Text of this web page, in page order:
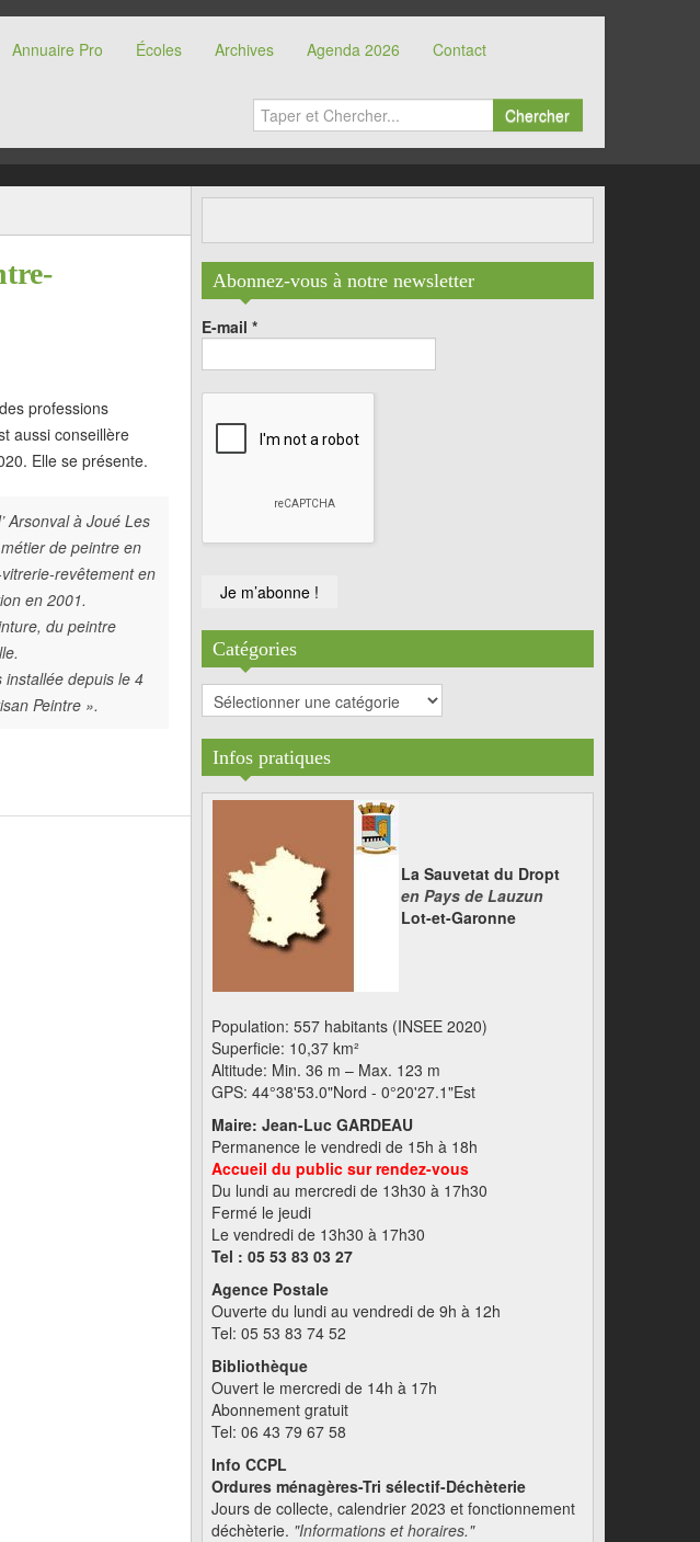
Annuaire Pro Écoles Archives Agenda 2026 Contact
Chercher
professions
aussi conseillère
Elle se présente.
Arsonval à Joué Les
de peintre en
revêtement en
en 2001.
du peintre
installée depuis le 4
Peintre ».
Abonnez-vous à notre newsletter
E-mail *
Catégories
Catégories
Infos pratiques
La Sauvetat du Dropt
en Pays de Lauzun
Lot-et-Garonne
Population: 557 habitants (INSEE 2020)
Superficie: 10,37 km²
Altitude: Min. 36 m – Max. 123 m
GPS: 44°38'53.0"Nord - 0°20'27.1"Est
Maire: Jean-Luc GARDEAU
Permanence le vendredi de 15h à 18h
Accueil du public sur rendez-vous
Du lundi au mercredi de 13h30 à 17h30
Fermé le jeudi
Le vendredi de 13h30 à 17h30
Tel : 05 53 83 03 27
Agence Postale
Ouverte du lundi au vendredi de 9h à 12h
Tel: 05 53 83 74 52
Bibliothèque
Ouvert le mercredi de 14h à 17h
Abonnement gratuit
Tel: 06 43 79 67 58
Info CCPL
Ordures ménagères-Tri sélectif-Déchèterie
Jours de collecte, calendrier 2023 et fonctionnement
déchèterie. "Informations et horaires."